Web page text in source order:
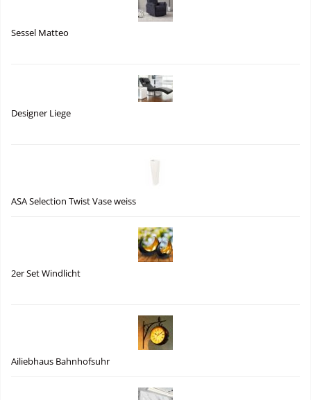
Sessel Matteo
Designer Liege
ASA Selection Twist Vase weiss
2er Set Windlicht
Ailiebhaus Bahnhofsuhr